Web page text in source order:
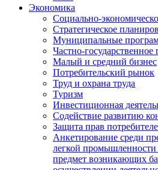
Экономика
Социально-
Стратегическое
Муниципальные
Частно-государственное
Малый и средний бизнес
Потребительский рынок
Труд и охрана труда
Туризм
Инвестиционная
Содействие развитию
Защита прав
Анкетирование среди
легкой промышленности
предмет возникающих